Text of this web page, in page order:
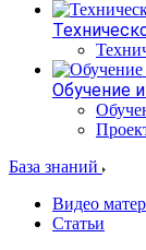
Обучение
База знаний
Видео
Статьи